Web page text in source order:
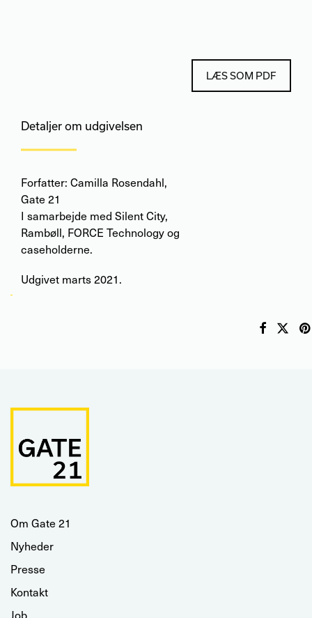
LÆS SOM PDF
Detaljer om udgivelsen
Forfatter: Camilla Rosendahl,
Gate 21
I samarbejde med Silent City,
Rambøll, FORCE Technology og
caseholderne.
Udgivet marts 2021.
Om Gate 21
Nyheder
Presse
Kontakt
Job